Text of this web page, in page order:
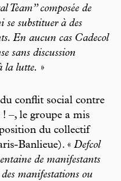
Team” composée de
substituer à des
En aucun cas Cadecol
sans discussion
la lutte. »
conflit social contre
–, le groupe a mis
du collectif
Banlieue). « Defcol
de manifestants
manifestations ou